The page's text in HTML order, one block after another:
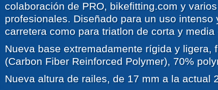
colaboración de PRO, bikefitting.com y
profesionales. Diseñado para un uso intenso
carretera como para triatlon de corta y media
Nueva base extremadamente rígida y ligera,
(Carbon Fiber Reinforced Polymer), 70%
Nueva altura de railes, de 17 mm a la actual